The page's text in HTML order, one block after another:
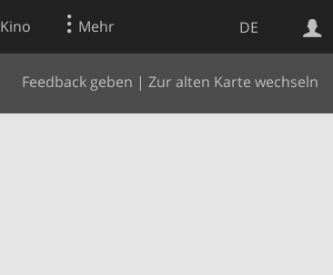
DE
Kino Mehr
Feedback geben | Zur alten Karte wechseln
Websuche